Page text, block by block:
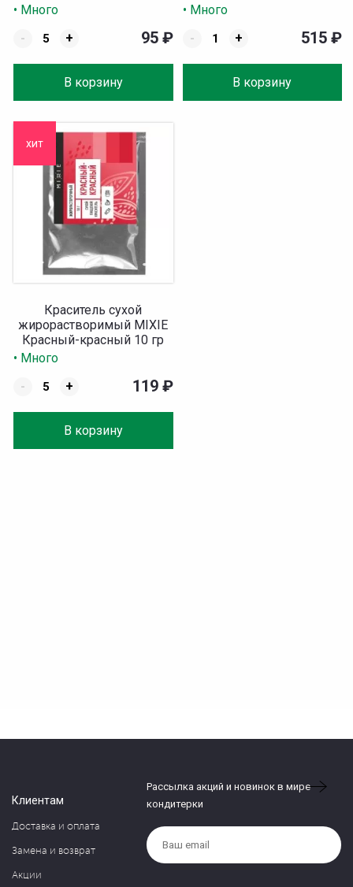
• Много
-
+
В корзину
95 ₽
• Много
-
+
В корзину
515 ₽
хит
Краситель сухой
жирорастворимый MIXIE
Красный-красный 10 гр
• Много
-
+
В корзину
119 ₽
Клиентам
Доставка и оплата
Замена и возврат
Акции
Рассылка акций и новинок в мире
кондитерки